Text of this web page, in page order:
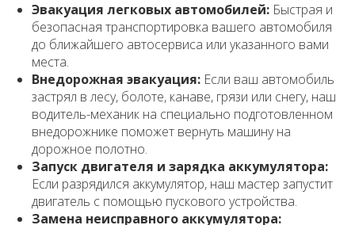
Эвакуация легковых автомобилей: Быстрая и
безопасная транспортировка вашего автомобиля
до ближайшего автосервиса или указанного вами
места.
Внедорожная эвакуация: Если ваш автомобиль
застрял в лесу, болоте, канаве, грязи или снегу, наш
водитель-механик на специально подготовленном
внедорожнике поможет вернуть машину на
дорожное полотно.
Запуск двигателя и зарядка аккумулятора:
Если разрядился аккумулятор, наш мастер запустит
двигатель с помощью пускового устройства.
Замена неисправного аккумулятора: